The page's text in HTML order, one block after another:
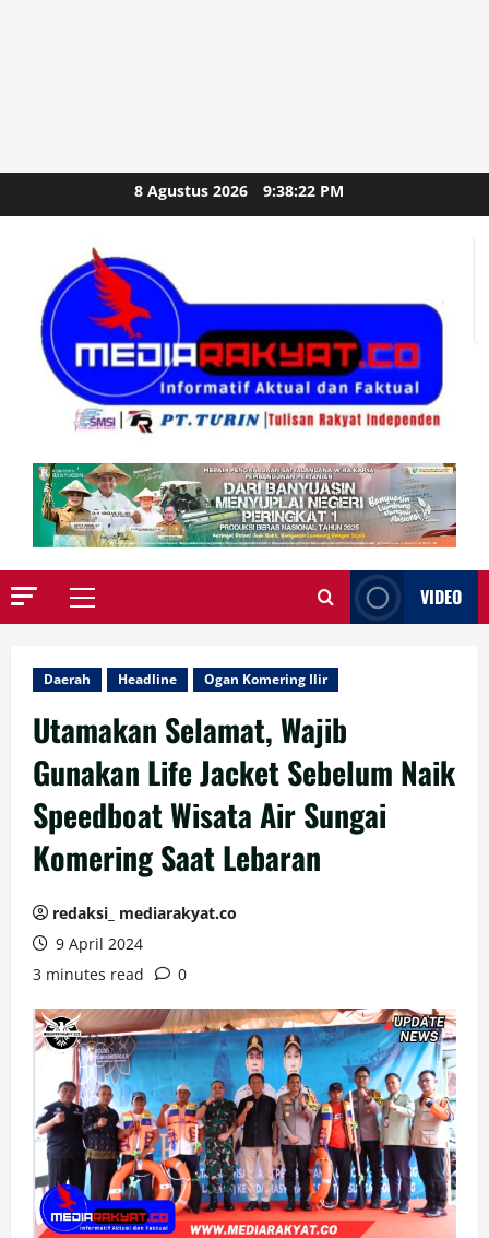
to
8 Agustus 2026 9:38:24 PM
Primary
VIDEO
Daerah Headline Ogan Komering Ilir
Utamakan Selamat, Wajib
Gunakan Life Jacket Sebelum Naik
Speedboat Wisata Air Sungai
Komering Saat Lebaran
redaksi_ mediarakyat.co
9 April 2024
3 minutes read
0